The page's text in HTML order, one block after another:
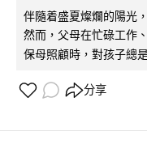
伴隨着盛夏燦爛的陽光
然而，父母在忙碌工作
保母照顧時，對孩子總
分享